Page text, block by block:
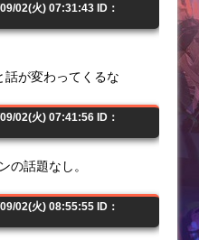
02(火) 07:31:43 ID：
話が変わってくるな
02(火) 07:41:56 ID：
の話題なし。
02(火) 08:55:55 ID：